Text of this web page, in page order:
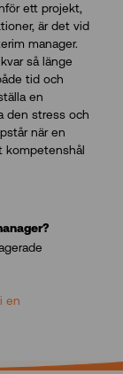
ett projekt,
är det vid
manager.
så länge
tid och
en
den stress och
när en
kompetenshål
en